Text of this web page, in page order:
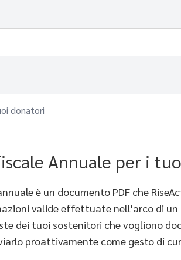
donatori
Annuale per i
è un documento PDF che
valide effettuate nell'arco di un
dei tuoi sostenitori che vogliono
proattivamente come gesto di